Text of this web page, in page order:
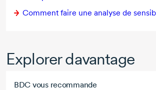
Comment faire une analyse de
Explorer davantage
BDC vous recommande